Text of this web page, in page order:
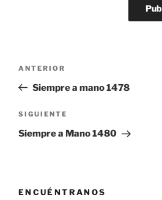
entradas
Entrada
anterior:
ANTERIOR
Siempre a mano 1478
Siguiente
entrada
SIGUIENTE
Siempre a Mano 1480
ENCUÉNTRANOS